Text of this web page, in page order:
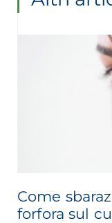
Come
forfora sul